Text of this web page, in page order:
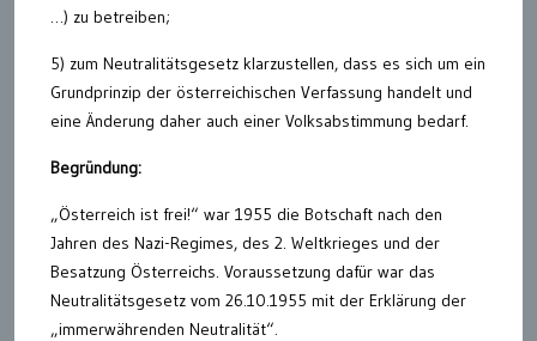
…) zu betreiben;
5) zum Neutralitätsgesetz klarzustellen, dass es sich um ein
Grundprinzip der österreichischen Verfassung handelt und
eine Änderung daher auch einer Volksabstimmung bedarf.
Begründung:
„Österreich ist frei!“ war 1955 die Botschaft nach den
Jahren des Nazi-Regimes, des 2. Weltkrieges und der
Besatzung Österreichs. Voraussetzung dafür war das
Neutralitätsgesetz vom 26.10.1955 mit der Erklärung der
„immerwährenden Neutralität“.